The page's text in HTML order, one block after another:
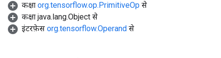
कक्षा org.tensorflow.op.PrimitiveOp से
कक्षा java.lang.Object से
इंटरफ़ेस org.tensorflow.Operand से